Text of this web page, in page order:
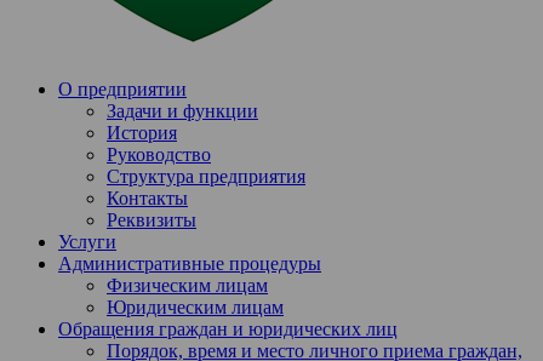
О предприятии
Задачи и функции
История
Руководство
Структура предприятия
Контакты
Реквизиты
Услуги
Административные процедуры
Физическим лицам
Юридическим лицам
Обращения граждан и юридических лиц
Порядок, время и место личного приема граждан,